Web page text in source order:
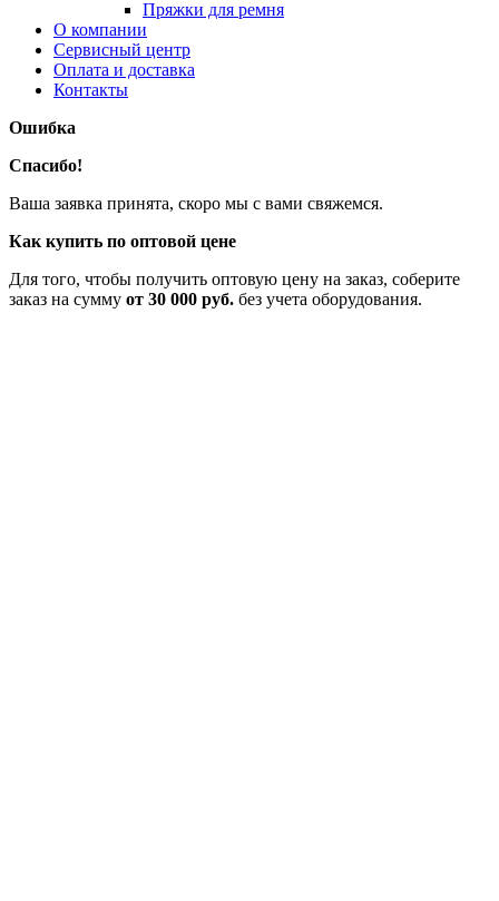
Пряжки для ремня
О компании
Сервисный центр
Оплата и доставка
Контакты
Ошибка
Спасибо!
Ваша заявка принята, скоро мы с вами свяжемся.
Как купить по оптовой цене
Для того, чтобы получить оптовую цену на заказ, соберите
заказ на сумму от 30 000 руб. без учета оборудования.